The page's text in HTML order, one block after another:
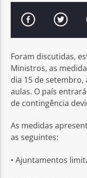
FAIXA ATUAL
Rádio No ar
Foram discutidas,
Ministros, as
dia 15 de
aulas. O país
de contingência
As medidas
as seguintes:
• Ajuntamentos